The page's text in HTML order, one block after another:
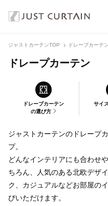
ジャストカーテンTOP ドレープカーテン
ドレープカーテン
ドレープカーテン
の選び方
サイ
ジャストカーテンのドレープ
プ。
どんなインテリアにも合わせ
ちろん、人気のある北欧デザ
ク、カジュアルなどお部屋の
びいただけます。